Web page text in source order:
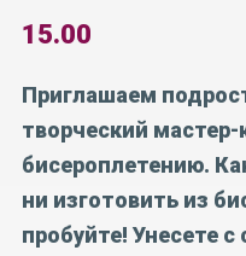
15.00
Приглашаем
творческий мастер-
бисероплетению.
ни изготовить из
пробуйте! Унесете